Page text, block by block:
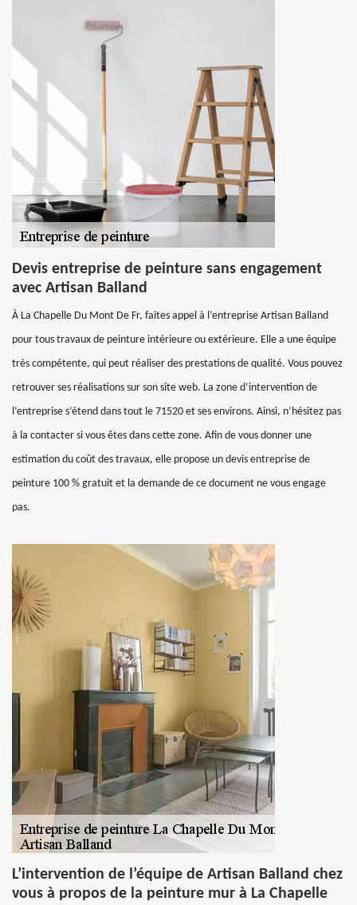
Devis entreprise de peinture sans engagement
avec Artisan Balland
À La Chapelle Du Mont De Fr, faites appel à l’entreprise Artisan Balland
pour tous travaux de peinture intérieure ou extérieure. Elle a une équipe
très compétente, qui peut réaliser des prestations de qualité. Vous pouvez
retrouver ses réalisations sur son site web. La zone d’intervention de
l’entreprise s’étend dans tout le 71520 et ses environs. Ainsi, n’hésitez pas
à la contacter si vous êtes dans cette zone. Afin de vous donner une
estimation du coût des travaux, elle propose un devis entreprise de
peinture 100 % gratuit et la demande de ce document ne vous engage
pas.
L’intervention de l’équipe de Artisan Balland chez
vous à propos de la peinture mur à La Chapelle